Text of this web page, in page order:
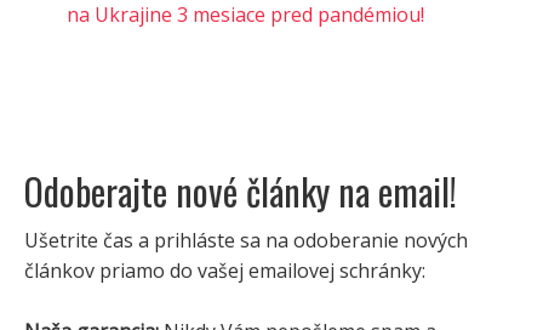
na Ukrajine 3 mesiace pred pandémiou!
Odoberajte nové články na email!
Ušetrite čas a prihláste sa na odoberanie nových
článkov priamo do vašej emailovej schránky: